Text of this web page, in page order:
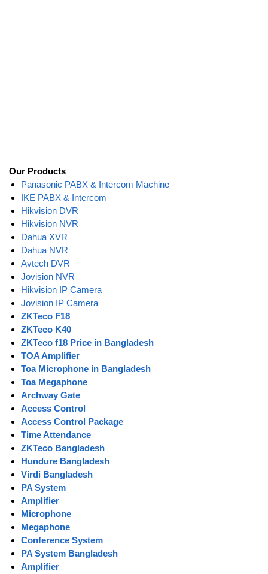
Our Products
Panasonic PABX & Intercom Machine
IKE PABX & Intercom
Hikvision DVR
Hikvision NVR
Dahua XVR
Dahua NVR
Avtech DVR
Jovision NVR
Hikvision IP Camera
Jovision IP Camera
ZKTeco F18
ZKTeco K40
ZKTeco f18 Price in Bangladesh
TOA Amplifier
Toa Microphone in Bangladesh
Toa Megaphone
Archway Gate
Access Control
Access Control Package
Time Attendance
ZKTeco Bangladesh
Hundure Bangladesh
Virdi Bangladesh
PA System
Amplifier
Microphone
Megaphone
Conference System
PA System Bangladesh
Amplifier